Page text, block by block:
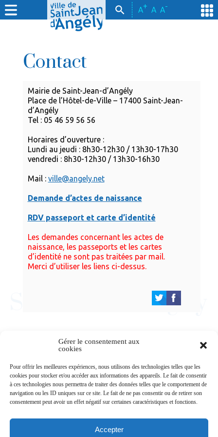
Gérer le consentement aux
cookies
Pour offrir les meilleures expériences, nous utilisons des technologies telles que les
cookies pour stocker et/ou accéder aux informations des appareils. Le fait de consentir
à ces technologies nous permettra de traiter des données telles que le comportement de
navigation ou les ID uniques sur ce site. Le fait de ne pas consentir ou de retirer son
consentement peut avoir un effet négatif sur certaines caractéristiques et fonctions.
Accepter
A+ A A-
Contact
Mairie de Saint-Jean-d’Angély
Place de l’Hôtel-de-Ville – 17400 Saint-Jean-
d’Angély
Tel : 05 46 59 56 56
Horaires d’ouverture :
Lundi au jeudi : 8h30-12h30 / 13h30-17h30
vendredi : 8h30-12h30 / 13h30-16h30
Mail : ville@angely.net
Demande d’actes de naissance
RDV passeport et carte d’identité
Les demandes concernant les actes de
naissance, les passeports et les cartes
d’identité ne sont pas traitées par mail.
Merci d’utiliser les liens ci-dessus.
Newsletters
Abonnez-vous à la newsletter
>